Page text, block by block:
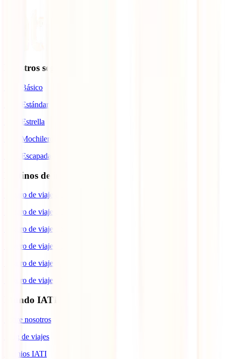
Nuestros seguros
IATI Básico
IATI Estándar
IATI Estrella
IATI Mochilero
IATI Escapadas
Destinos de interés
Seguro de viaje a España
Seguro de viaje a Europa
Seguro de viaje a Suiza
Seguro de viaje a Estados Unidos
Seguro de viaje para Brasil
Seguro de viaje a Cuba
Mundo IATI
Sobre nosotros
Blog de viajes
Premios IATI